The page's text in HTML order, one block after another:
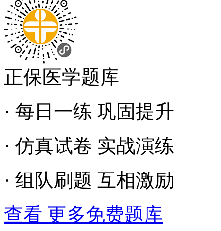
正保医学题库
· 每日一练 巩固提升
· 仿真试卷 实战演练
· 组队刷题 互相激励
查看 更多免费题库